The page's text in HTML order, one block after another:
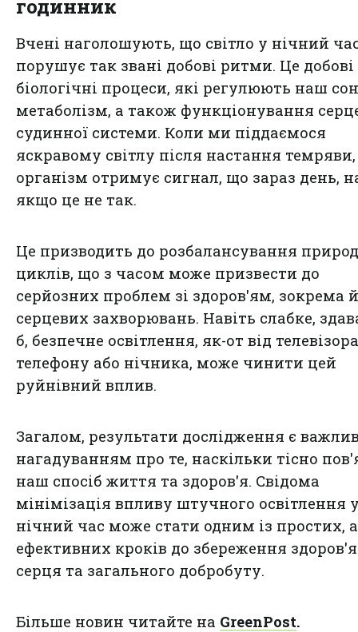
годинник
Вчені наголошують, що світло у нічний
порушує так звані добові ритми. Це добові
біологічні процеси, які регулюють наш
метаболізм, а також функціонування
судинної системи. Коли ми піддаємося
яскравому світлу після настання
організм отримує сигнал, що зараз день,
якщо це не так.
Це призводить до розбалансування
циклів, що з часом може призвести до
серйозних проблем зі здоров'ям, зокрема й
серцевих захворювань. Навіть слабке,
б, безпечне освітлення, як-от від
телефону або нічника, може чинити цей
руйнівний вплив.
Загалом, результати дослідження є
нагадуванням про те, наскільки тісно
наш спосіб життя та здоров'я. Свідома
мінімізація впливу штучного освітлення
нічний час може стати одним із простих,
ефективних кроків до збереження здоров'я
серця та загального добробуту.
Більше новин читайте на GreenPost.